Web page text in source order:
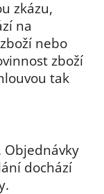
zkázu,
na
nebo
zboží
tak
Objednávky
dochází